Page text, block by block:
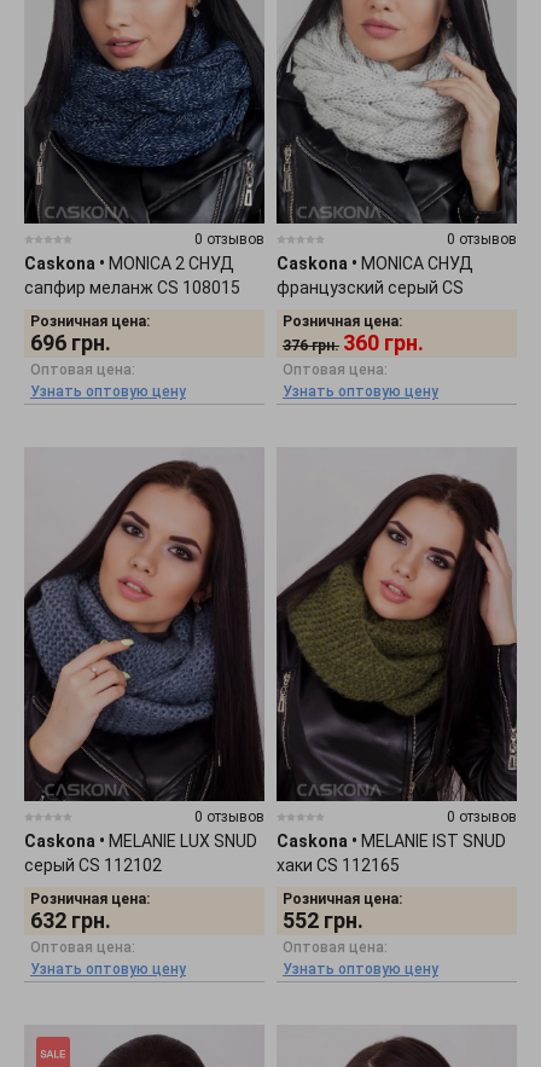
0 отзывов
Caskona • MONICA 2 СНУД
сапфир меланж CS 108015
Розничная цена:
696 грн.
Оптовая цена:
Узнать оптовую цену
0 отзывов
Caskona • MONICA СНУД
французский серый CS
107920
Розничная цена:
376 грн. 360 грн.
Оптовая цена:
Узнать оптовую цену
0 отзывов
Caskona • MELANIE LUX SNUD
серый CS 112102
Розничная цена:
632 грн.
Оптовая цена:
Узнать оптовую цену
0 отзывов
Caskona • MELANIE IST SNUD
хаки CS 112165
Розничная цена:
552 грн.
Оптовая цена:
Узнать оптовую цену